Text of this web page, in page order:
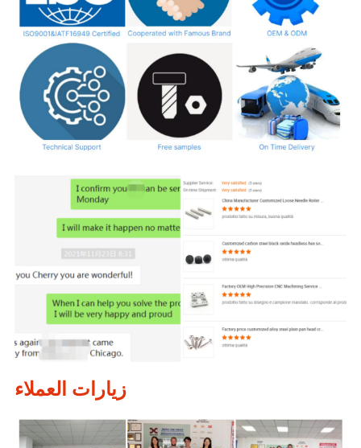
زيارات العملاء